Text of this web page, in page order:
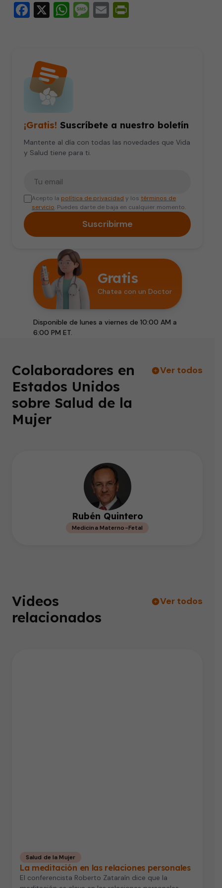
secondsFacebook
X WhatsApp
Message
Email
¡Gratis! Suscríbete a nuestro boletín
Mantente al día con todas las novedades que Vida
y Salud tiene para ti.
Acepto la política de privacidad y los términos de
servicio. Puedes darte de baja en cualquier momento.
Suscribirme
Gratis
Chatea con un Doctor
Disponible de lunes a viernes de 10:00 AM a
6:00 PM ET.
Colaboradores en
Estados Unidos
sobre Salud de la
Mujer
Ver todos
Rubén Quintero
Medicina Materno-Fetal
Videos
relacionados
Ver todos
Salud de la Mujer
La meditación en las relaciones personales
El conferencista Roberto Zataraín dice que la